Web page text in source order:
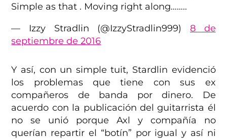
Simple as that . Moving right along……..
— Izzy Stradlin (@IzzyStradlin999) 8 de
septiembre de 2016
Y así, con un simple tuit, Stardlin evidenció
los problemas que tiene con sus ex
compañeros de banda por dinero. De
acuerdo con la publicación del guitarrista él
no se unió porque Axl y compañía no
querían repartir el “botín” por igual y así ni